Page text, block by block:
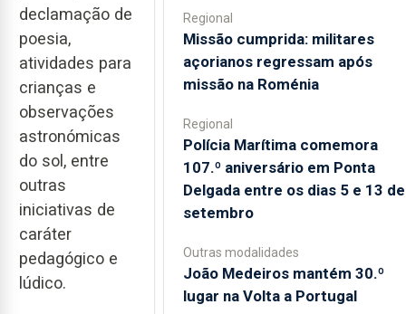
declamação de
poesia,
atividades para
crianças e
observações
astronómicas
do sol, entre
outras
iniciativas de
caráter
pedagógico e
lúdico.
Regional
Missão cumprida: militares
açorianos regressam após
missão na Roménia
Regional
Polícia Marítima comemora
107.º aniversário em Ponta
Delgada entre os dias 5 e 13 de
setembro
Outras modalidades
João Medeiros mantém 30.º
lugar na Volta a Portugal